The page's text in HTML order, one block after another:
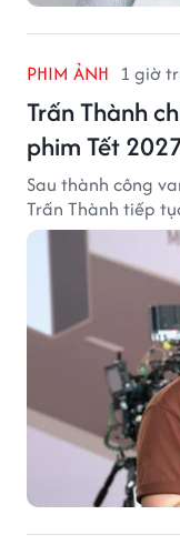
PHIM ẢNH 1 giờ
Trấn Thành
phim Tết
Sau thành công
Trấn Thành tiếp